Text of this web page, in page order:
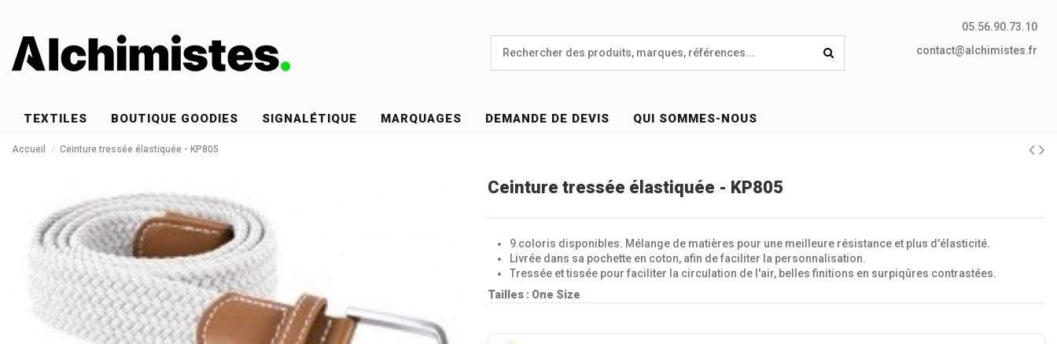
05.56.90.73.10
contact@alchimistes.fr
TEXTILES BOUTIQUE GOODIES SIGNALÉTIQUE MARQUAGES DEMANDE DE DEVIS QUI SOMMES-NOUS
Accueil Ceinture tressée élastiquée - KP805
Ceinture tressée élastiquée - KP805
9 coloris disponibles. Mélange de matières pour une meilleure résistance et plus d'élasticité.
Livrée dans sa pochette en coton, afin de faciliter la personnalisation.
Tressée et tissée pour faciliter la circulation de l'air, belles finitions en surpiqûres contrastées.
Tailles : One Size